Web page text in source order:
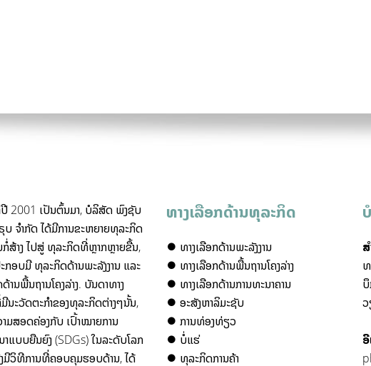
2001 ​ເປັນ​ຕົ້ນ​ມາ, ບໍລິສັດ ພົງຊັບ
ບ ຈຳກັດ ​ໄດ້​ມີການ​ຂະຫຍາຍ​ທຸລະກິດ
ກໍ່ສ້າງ ​ໄປ​ສູ່​ ທຸລະກິດ​ທີ່​ຫຼາກ​ຫຼາຍຂື້ນ,
ກອບ​ມີ ທຸລະກິດດ້ານພະລັງງານ ​ແລະ
ານພື້ນຖານ​ໂຄງ​ລ່າງ. ​ບັນດາທາງ
ນະວັດຕະກຳຂອງທຸລະກິດຕ່າງໆນັ້ນ,
າມສອດຄ່ອງ​ກັບ ເປົ້າໝາຍການ
ແບບຍືນຍົງ (SDGs) ໃນລະດັບໂລກ
ວິທີ​ການ​ທີ່ຄອບຄຸມຮອບດ້ານ, ໄດ້
ທາງເລືອກດ້ານທຸລະກິດ
⏺︎ ທາງເລືອກດ້ານພະລັງງານ
⏺︎ ທາງເລືອກດ້ານພື້ນຖານໂຄງລ່າງ
⏺︎ ທາງເລືອກດ້ານການທະນາຄານ
⏺︎ ອະສັງຫາລິມະຊັບ
⏺︎ ການທ່ອງທ່ຽວ
⏺︎ ບໍ່ແຮ່
⏺︎ ທຸລະກິດການຄ້າ